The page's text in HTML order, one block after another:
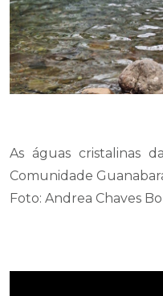
As águas cristalinas
Comunidade
Foto: Andrea Chaves